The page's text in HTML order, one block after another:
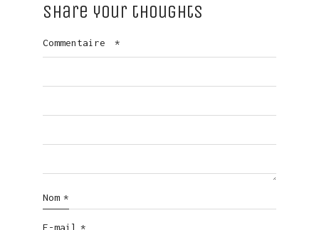
Share your thoughts
Commentaire *
Nom *
E-mail *